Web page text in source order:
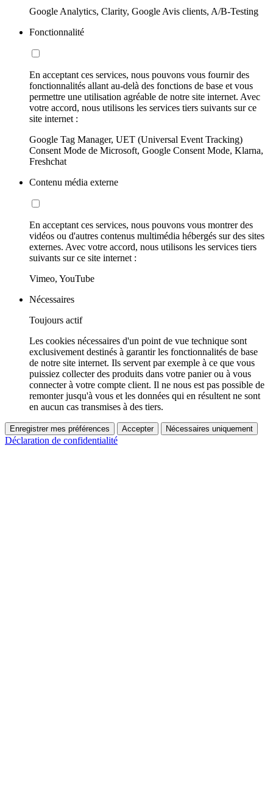
Google Analytics, Clarity, Google Avis clients, A/B-Testing
Fonctionnalité
En acceptant ces services, nous pouvons vous fournir des
fonctionnalités allant au-delà des fonctions de base et vous
permettre une utilisation agréable de notre site internet. Avec
votre accord, nous utilisons les services tiers suivants sur ce
site internet :
Google Tag Manager, UET (Universal Event Tracking)
Consent Mode de Microsoft, Google Consent Mode, Klarna,
Freshchat
Contenu média externe
En acceptant ces services, nous pouvons vous montrer des
vidéos ou d'autres contenus multimédia hébergés sur des sites
externes. Avec votre accord, nous utilisons les services tiers
suivants sur ce site internet :
Vimeo, YouTube
Nécessaires
Toujours actif
Les cookies nécessaires d'un point de vue technique sont
exclusivement destinés à garantir les fonctionnalités de base
de notre site internet. Ils servent par exemple à ce que vous
puissiez collecter des produits dans votre panier ou à vous
connecter à votre compte client. Il ne nous est pas possible de
remonter jusqu'à vous et les données qui en résultent ne sont
en aucun cas transmises à des tiers.
Enregistrer mes préférences Accepter Nécessaires uniquement
Déclaration de confidentialité